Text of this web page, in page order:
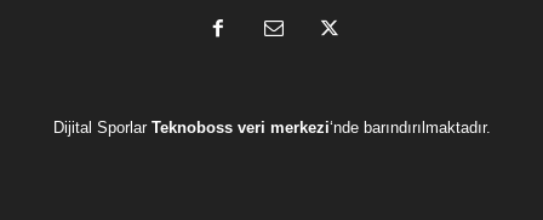
Dijital Sporlar Teknoboss veri merkezi‘nde barındırılmaktadır.